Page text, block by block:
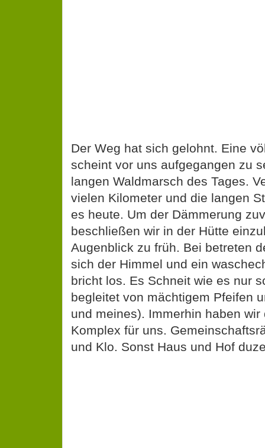
Der Weg hat sich gelohnt. Eine
scheint vor uns aufgegangen zu
langen Waldmarsch des Tages.
vielen Kilometer und die langen
es heute. Um der Dämmerung
beschließen wir in der Hütte
Augenblick zu früh. Bei betreten
sich der Himmel und ein
bricht los. Es Schneit wie es nur
begleitet von mächtigem Pfeifen
und meines). Immerhin haben wir
Komplex für uns.
und Klo. Sonst Haus und Hof